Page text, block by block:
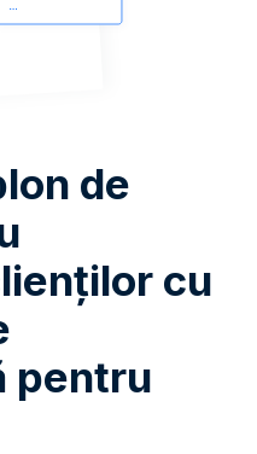
de
cu
pentru